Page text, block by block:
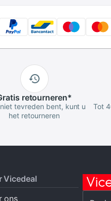
retourneren*
niet tevreden bent, kunt u
het retourneren
Tot
Vicedeal
ons